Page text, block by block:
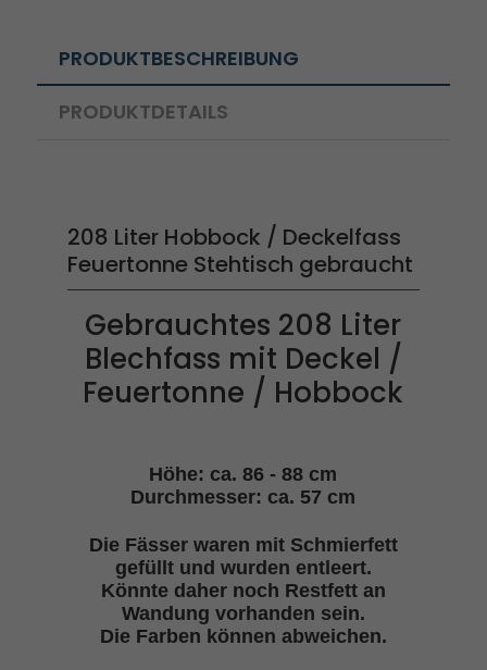
PRODUKTBESCHREIBUNG
PRODUKTDETAILS
208 Liter Hobbock / Deckelfass
Feuertonne Stehtisch gebraucht
Gebrauchtes 208 Liter
Blechfass mit Deckel /
Feuertonne / Hobbock
Höhe: ca. 86 - 88 cm
Durchmesser: ca. 57 cm
Die Fässer waren mit Schmierfett
gefüllt und wurden entleert.
Könnte daher noch Restfett an
Wandung vorhanden sein.
Die Farben können abweichen.